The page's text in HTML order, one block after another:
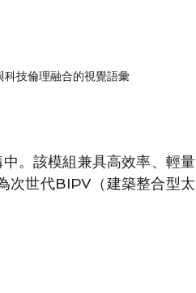
技倫理融合的視覺語彙
。該模組兼具高效率、輕量
次世代BIPV（建築整合型太